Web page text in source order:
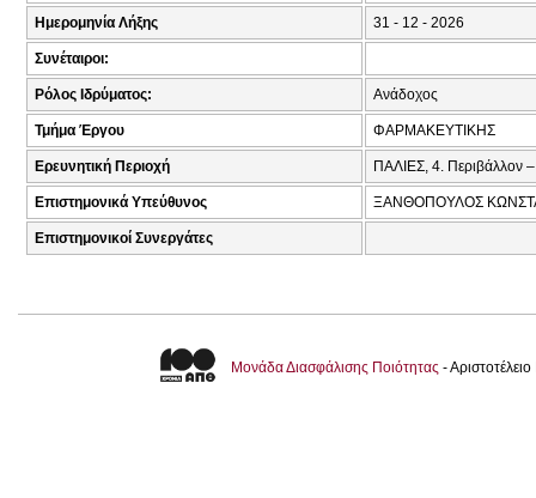
Ημερομηνία Λήξης 31 - 12 - 2026
Συνέταιροι:
Ρόλος Ιδρύματος: Ανάδοχος
Τμήμα Έργου ΦΑΡΜΑΚΕΥΤΙΚΗΣ
Ερευνητική Περιοχή ΠΑΛΙΕΣ, 4. Περιβάλλον –
Επιστημονικά Υπεύθυνος ΞΑΝΘΟΠΟΥΛΟΣ
Επιστημονικοί Συνεργάτες
Μονάδα Διασφάλισης Ποιότητας -